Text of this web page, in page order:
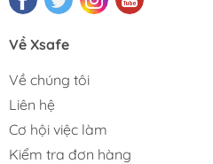
Về Xsafe
Về chúng tôi
Liên hệ
Cơ hội việc làm
Kiểm tra đơn hàng